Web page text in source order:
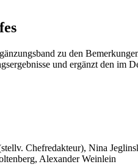
zu den
und ergänzt den im
Chefredakteur), Nina
Alexander Weinlein